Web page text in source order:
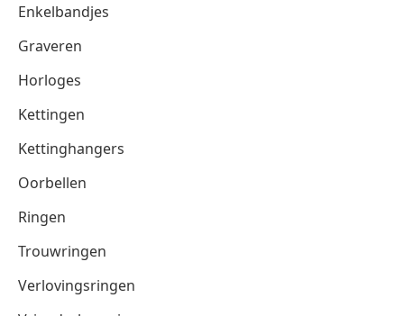
Enkelbandjes
Graveren
Horloges
Kettingen
Kettinghangers
Oorbellen
Ringen
Trouwringen
Verlovingsringen